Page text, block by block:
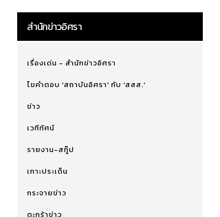
สำนักข่าวอิศรา
เรื่องเด่น - สำนักข่าวอิศรา
ไขคำตอบ 'สถาบันอิศรา' กับ 'สสส.'
ข่าว
เวทีทัศน์
รายงาน-สกู๊ป
เกาะประเด็น
กระจายข่าว
ตะกร้าข่าว